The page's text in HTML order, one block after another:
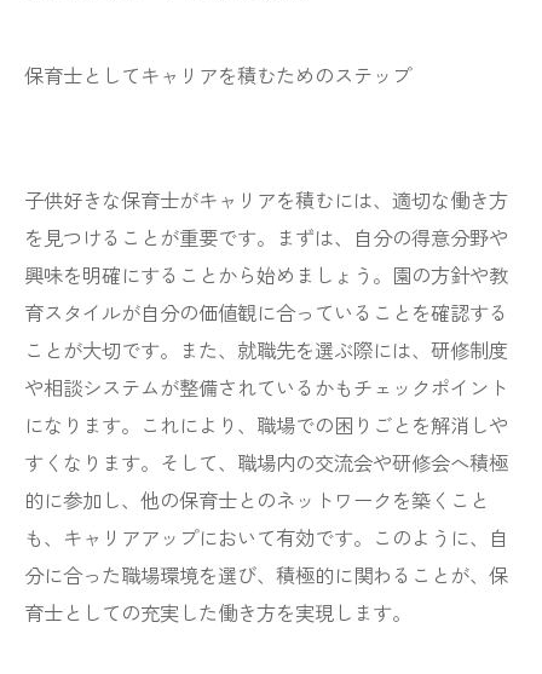
保育士としてキャリアを積むためのステップ
子供好きな保育士がキャリアを積むには、適切な働き方
を見つけることが重要です。まずは、自分の得意分野や
興味を明確にすることから始めましょう。園の方針や教
育スタイルが自分の価値観に合っていることを確認する
ことが大切です。また、就職先を選ぶ際には、研修制度
や相談システムが整備されているかもチェックポイント
になります。これにより、職場での困りごとを解消しや
すくなります。そして、職場内の交流会や研修会へ積極
的に参加し、他の保育士とのネットワークを築くこと
も、キャリアアップにおいて有効です。このように、自
分に合った職場環境を選び、積極的に関わることが、保
育士としての充実した働き方を実現します。